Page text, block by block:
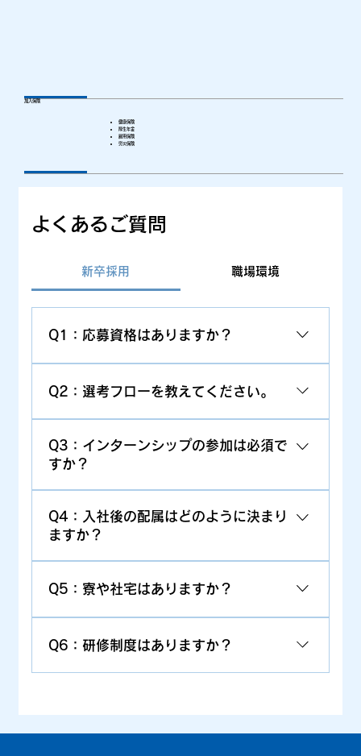
加入保険
健康保険
厚生年金
雇用保険
労災保険
よくあるご質問
新卒採用 職場環境
Q1：応募資格はありますか？
学・短大・高専・専門学校・高校等の卒業見込
Q2：選考フローを教えてください。
流れです。面接前に現場見学なども可能です。
Q3：インターンシップの参加は必須で
すか？
理解が深まり、職場の雰囲気も知っていただけ
ます。ぜひご参加ください！
Q4：入社後の配属はどのように決まり
ますか？
的に判断して決定します。
Q5：寮や社宅はありますか？
住居費用の負担を軽減できる環境を整えていま
Q6：研修制度はありますか？